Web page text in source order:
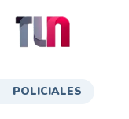
POLICIALES